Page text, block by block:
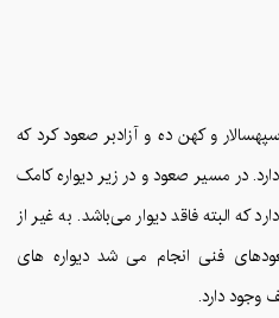
و کهن ده و آزادبر صعود کرد که
در مسیر صعود و در زیر دیواره کامک
که البته فاقد دیوار می‌باشد. به غیر از
فنی انجام می شد دیواره های
وجود دارد.